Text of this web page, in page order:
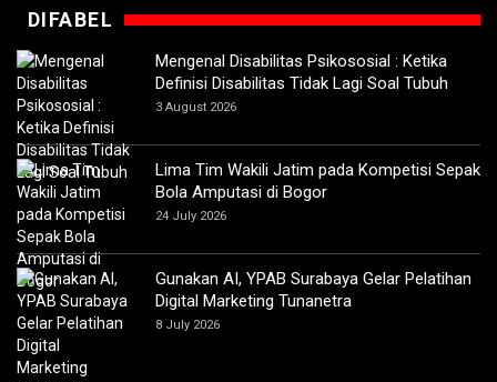
DIFABEL
Mengenal Disabilitas Psikososial : Ketika
Definisi Disabilitas Tidak Lagi Soal Tubuh
3 August 2026
Lima Tim Wakili Jatim pada Kompetisi Sepak
Bola Amputasi di Bogor
24 July 2026
Gunakan AI, YPAB Surabaya Gelar Pelatihan
Digital Marketing Tunanetra
8 July 2026